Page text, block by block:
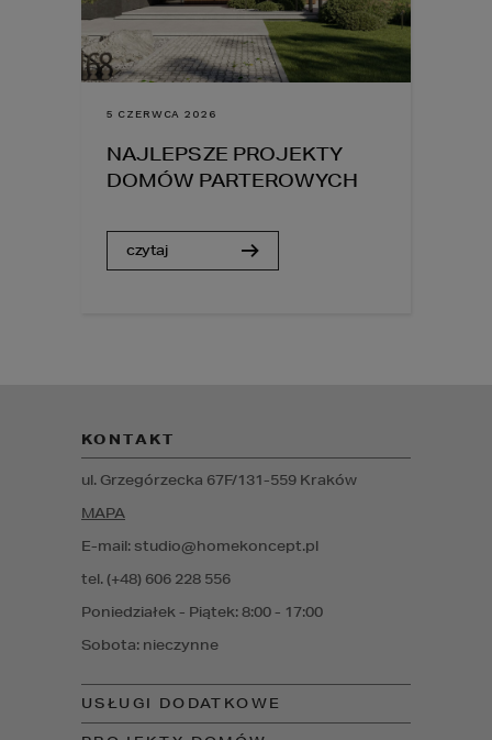
5 CZERWCA 2026
NAJLEPSZE PROJEKTY
DOMÓW PARTEROWYCH
czytaj
USŁUGI DODATKOWE
Poniedziałek - Piątek: 8:00 - 17:00
Sobota: nieczynne
KONTAKT
E-mail: studio@homekoncept.pl
tel. (+48) 606 228 556
ul. Grzegórzecka 67F/131-559 Kraków
MAPA